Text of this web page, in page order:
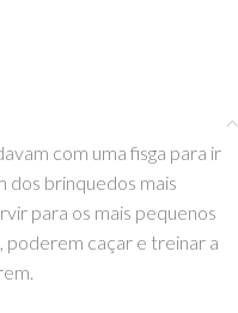
com uma fisga para ir
dos brinquedos mais
para os mais pequenos
poderem caçar e treinar a